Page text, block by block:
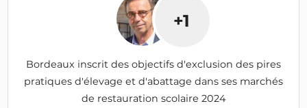
+1
Bordeaux inscrit des objectifs d'exclusion des pires
pratiques d'élevage et d'abattage dans ses marchés
de restauration scolaire 2024